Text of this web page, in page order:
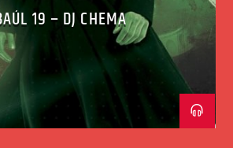
19 – DJ CHEMA